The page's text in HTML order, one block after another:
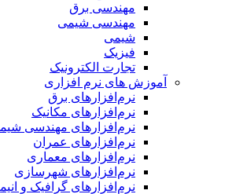
مهندسی برق
مهندسی شیمی
شیمی
فیزیک
تجارت الکترونیک
آموزش های نرم افزاری
نرم‌افزارهای برق
نرم‌افزارهای مکانیک
نرم‌افزارهای مهندسی شیمی
نرم‌افزارهای عمران
نرم‌افزارهای معماری
نرم‌افزارهای شهرسازی
نرم‌افزارهای گرافیک و انیمیشن